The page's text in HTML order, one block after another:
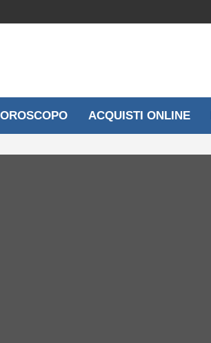
OROSCOPO ACQUISTI ONLINE